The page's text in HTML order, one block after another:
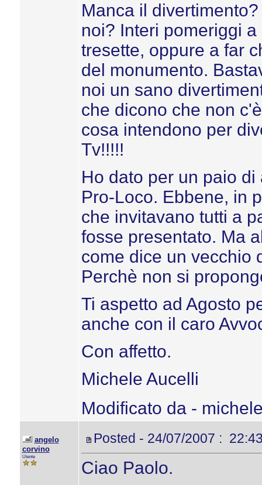
Manca il
noi? Interi pomeriggi
tresette, oppure a far
del monumento.
noi un sano
che dicono che non
cosa intendono per
Tv!!!!!
Ho dato per un paio
Pro-Loco. Ebbene, in
che invitavano tutti a
fosse presentato. Ma
come dice un vecchio
Perchè non si
Ti aspetto ad Agosto
anche con il caro
Con affetto.
Michele Aucelli
Modificato da -
angelo
corvino
Utente
Posted - 24/07/2007 :
Ciao Paolo.